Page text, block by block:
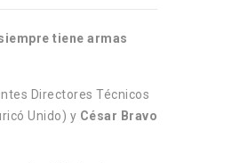
tiene armas
Directores Técnicos
Unido) y César Bravo